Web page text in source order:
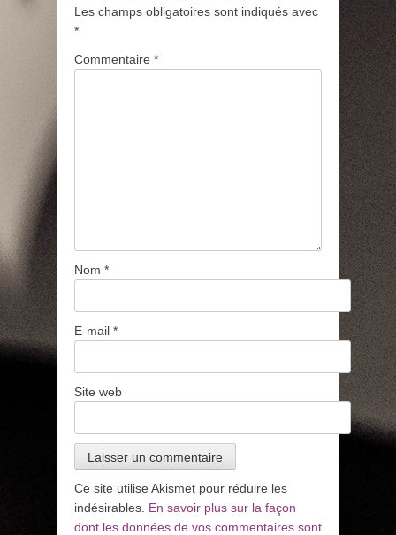
Les champs obligatoires sont indiqués avec
*
Commentaire *
Nom *
E-mail *
Site web
Ce site utilise Akismet pour réduire les
indésirables. En savoir plus sur la façon
dont les données de vos commentaires sont